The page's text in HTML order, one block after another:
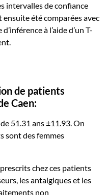
intervalles de confiance
été comparées avec
à l’aide d’un T-
de patients
Caen:
51.31 ans ±11.93. On
sont des femmes
chez ces patients
les antalgiques et les
non